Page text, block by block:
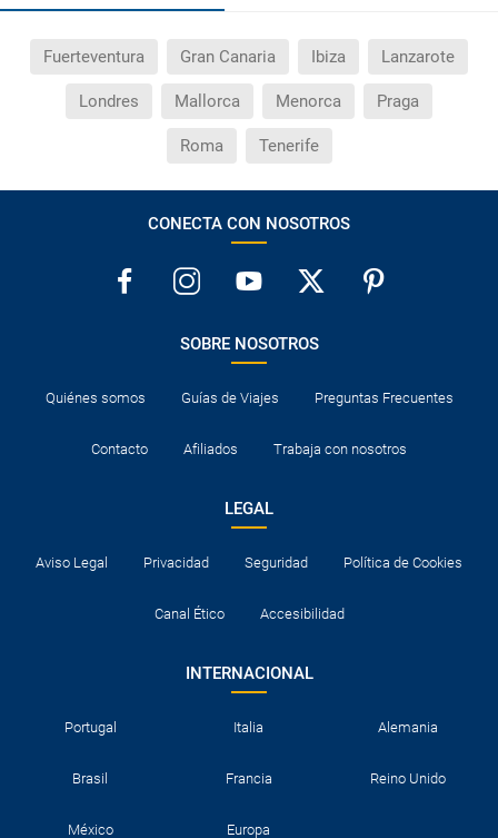
Fuerteventura Gran Canaria Ibiza Lanzarote
Londres Mallorca Menorca Praga
Roma Tenerife
CONECTA CON NOSOTROS
SOBRE NOSOTROS
Quiénes somos Guías de Viajes Preguntas Frecuentes
Contacto Afiliados Trabaja con nosotros
LEGAL
Aviso Legal Privacidad Seguridad Política de Cookies
Canal Ético Accesibilidad
INTERNACIONAL
Portugal Italia Alemania
Brasil Francia Reino Unido
México Europa